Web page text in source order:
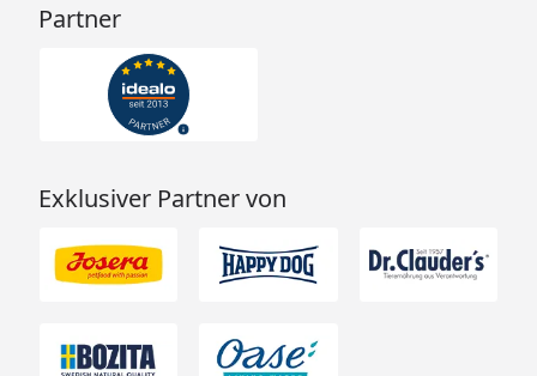
Partner
Exklusiver Partner von